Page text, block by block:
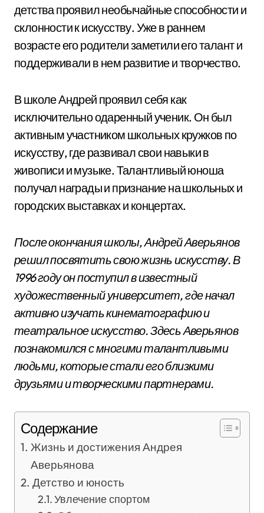
детства проявил необычайные способности и
склонности к искусству. Уже в раннем
возрасте его родители заметили его талант и
поддерживали в нем развитие и творчество.
В школе Андрей проявил себя как
исключительно одаренный ученик. Он был
активным участником школьных кружков по
искусству, где развивал свои навыки в
живописи и музыке. Талантливый юноша
получал награды и признание на школьных и
городских выставках и концертах.
После окончания школы, Андрей Аверьянов
решил посвятить свою жизнь искусству. В
1996 году он поступил в известный
художественный университет, где начал
активно изучать кинематографию и
театральное искусство. Здесь Аверьянов
познакомился с многими талантливыми
людьми, которые стали его близкими
друзьями и творческими партнерами.
Содержание
Жизнь и достижения Андрея
Аверьянова
Детство и юность
Увлечение спортом